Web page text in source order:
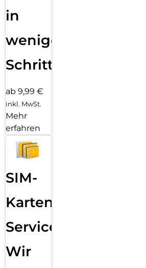
in
wenigen
Schritten
ab 9,99 €
inkl. MwSt.
Mehr
erfahren
SIM-
Karten
Service:
Wir